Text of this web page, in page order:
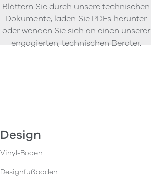
Blättern Sie durch unsere technischen
Dokumente, laden Sie PDFs herunter
oder wenden Sie sich an einen unserer
engagierten, technischen Berater.
Design
Vinyl-Böden
Designfußboden